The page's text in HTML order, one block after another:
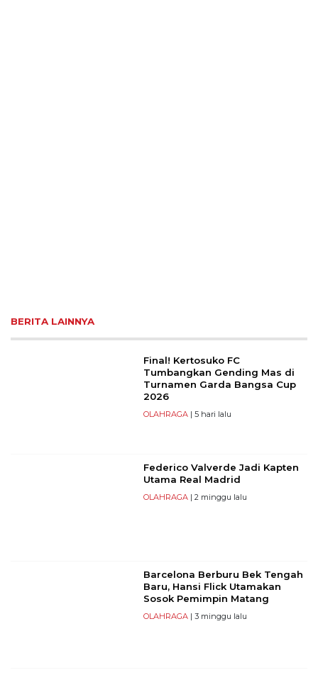
BERITA LAINNYA
Final! Kertosuko FC
Tumbangkan Gending Mas di
Turnamen Garda Bangsa Cup
2026
OLAHRAGA| 5 hari lalu
Federico Valverde Jadi Kapten
Utama Real Madrid
OLAHRAGA| 2 minggu lalu
Barcelona Berburu Bek Tengah
Baru, Hansi Flick Utamakan
Sosok Pemimpin Matang
OLAHRAGA| 3 minggu lalu